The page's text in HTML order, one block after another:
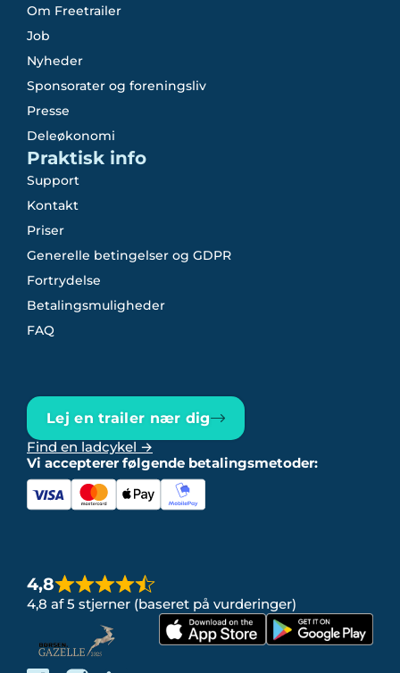
Om Freetrailer
Job
Nyheder
Sponsorater og foreningsliv
Presse
Deleøkonomi
Praktisk info
Support
Kontakt
Priser
Generelle betingelser og GDPR
Fortrydelse
Betalingsmuligheder
FAQ
Lej en trailer nær dig
Find en ladcykel →
Vi accepterer følgende betalingsmetoder:
4,8
4,8 af 5 stjerner (baseret på vurderinger)